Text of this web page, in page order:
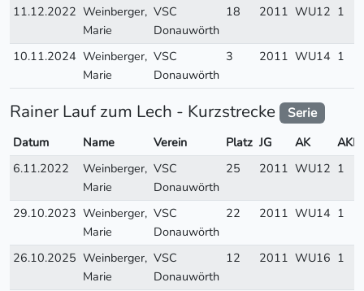
11.12.2022 Weinberger,
Marie
VSC
Donauwörth
18 2011 WU12 1
10.11.2024 Weinberger,
Marie
VSC
Donauwörth
3 2011 WU14 1
Rainer Lauf zum Lech - Kurzstrecke Serie
Datum Name Verein Platz JG AK
6.11.2022
Weinberger,
Marie
VSC
Donauwörth
25 2011 WU12 1
29.10.2023 Weinberger,
Marie
VSC
Donauwörth
22 2011 WU14 1
26.10.2025 Weinberger,
Marie
VSC
Donauwörth
12 2011 WU16 1